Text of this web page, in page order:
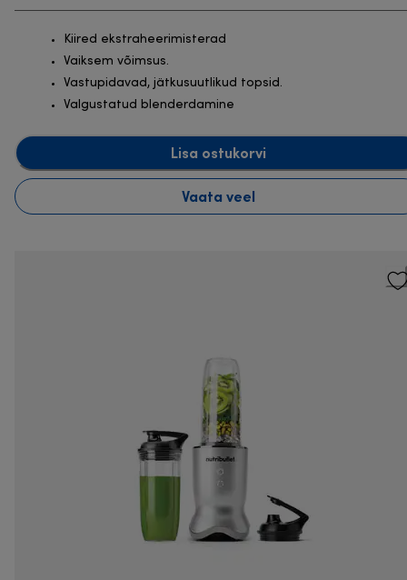
Kiired ekstraheerimisterad
Vaiksem võimsus.
Vastupidavad, jätkusuutlikud topsid.
Valgustatud blenderdamine
Lisa ostukorvi
Vaata veel